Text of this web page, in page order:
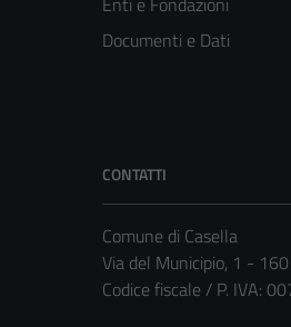
Documenti e Dati
CONTATTI
Comune di Casella
Via del Municipio, 1 -
Codice fiscale / P. IVA: